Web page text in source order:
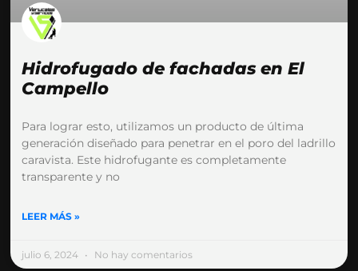
Hidrofugado de fachadas en El
Campello
Para lograr esto, utilizamos un producto de última
generación diseñado para penetrar en el poro del ladrillo
caravista. Este hidrofugante es completamente
transparente y no
LEER MÁS »
julio 6, 2024 No hay comentarios